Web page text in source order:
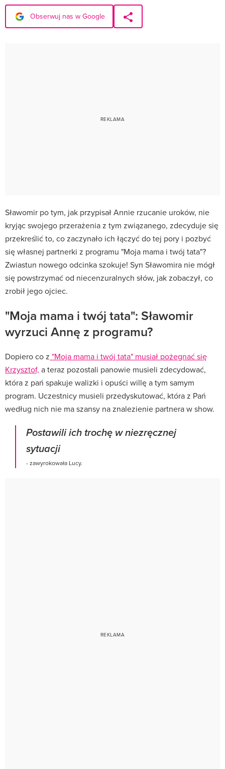
Obserwuj nas w Google
Sławomir po tym, jak przypisał Annie rzucanie uroków, nie
kryjąc swojego przerażenia z tym związanego, zdecyduje się
przekreślić to, co zaczynało ich łączyć do tej pory i pozbyć
się własnej partnerki z programu "Moja mama i twój tata"?
Zwiastun nowego odcinka szokuje! Syn Sławomira nie mógł
się powstrzymać od niecenzuralnych słów, jak zobaczył, co
zrobił jego ojciec.
"Moja mama i twój tata": Sławomir
wyrzuci Annę z programu?
Dopiero co z "Moja mama i twój tata" musiał pożegnać się
Krzysztof, a teraz pozostali panowie musieli zdecydować,
która z pań spakuje walizki i opuści willę a tym samym
program. Uczestnicy musieli przedyskutować, która z Pań
według nich nie ma szansy na znalezienie partnera w show.
Postawili ich trochę w niezręcznej
sytuacji
- zawyrokowała Lucy.